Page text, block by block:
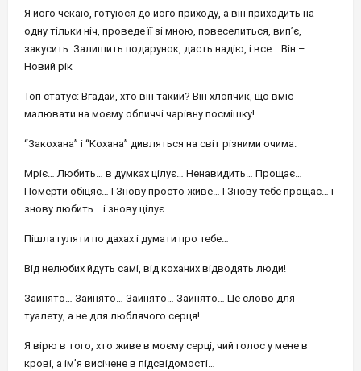
Я його чекаю, готуюся до його приходу, а він приходить на
одну тільки ніч, проведе її зі мною, повеселиться, вип’є,
закусить. Залишить подарунок, дасть надію, і все… Він –
Новий рік
Топ статус: Вгадай, хто він такий? Він хлопчик, що вміє
малювати на моєму обличчі чарівну посмішку!
“Закохана” і “Кохана” дивляться на світ різними очима.
Мріє… Любить… в думках цілує… Ненавидить… Прощає…
Померти обіцяє… І Знову просто живе… І Знову тебе прощає… і
знову любить… і знову цілує….
Пішла гуляти по дахах і думати про тебе…
Від нелюбих йдуть самі, від коханих відводять люди!
Зайнято… Зайнято… Зайнято… Зайнято… Це слово для
туалету, а не для люблячого серця!
Я вірю в того, хто живе в моєму серці, чий голос у мене в
крові, а ім’я висічене в підсвідомості…